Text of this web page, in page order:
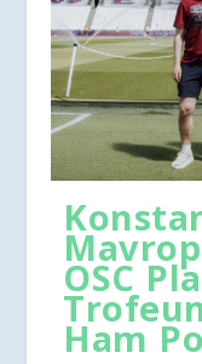
OSC
Ham